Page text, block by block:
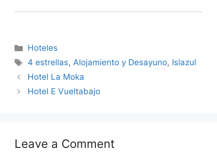
Categories
Hoteles
Tags
4 estrellas,Alojamiento y Desayuno, Islazul
Hotel La Moka
Hotel E Vueltabajo
Leave a Comment